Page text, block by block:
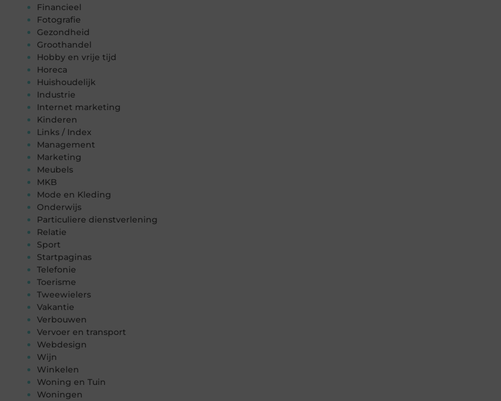
Financieel
Fotografie
Gezondheid
Groothandel
Hobby en vrije tijd
Horeca
Huishoudelijk
Industrie
Internet marketing
Kinderen
Links / Index
Management
Marketing
Meubels
MKB
Mode en Kleding
Onderwijs
Particuliere dienstverlening
Relatie
Sport
Startpaginas
Telefonie
Toerisme
Tweewielers
Vakantie
Verbouwen
Vervoer en transport
Webdesign
Wijn
Winkelen
Woning en Tuin
Woningen